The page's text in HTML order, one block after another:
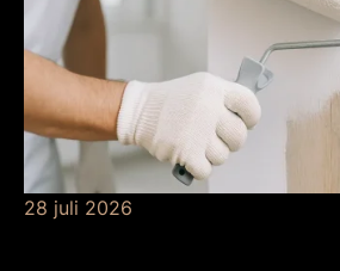
28 juli 2026